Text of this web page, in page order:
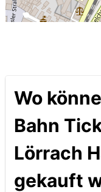
Wo
Bahn
Lörrach
gekauft